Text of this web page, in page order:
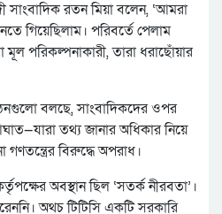
সাংবাদিক রতন মিয়া বলেন, ‘আমরা
গিয়েছিলাম। পরিবর্তে পেলাম
পরিকল্পনাকারী, তারা ধরাছোঁয়ার
বলছে, সাংবাদিকদের ওপর
তথ্য জানার অধিকার নিয়ে
বিরুদ্ধে অপরাধ।
অবস্থান ছিল ‘সতর্ক নীরবতা’।
অথচ টিটিসি একটি সরকারি